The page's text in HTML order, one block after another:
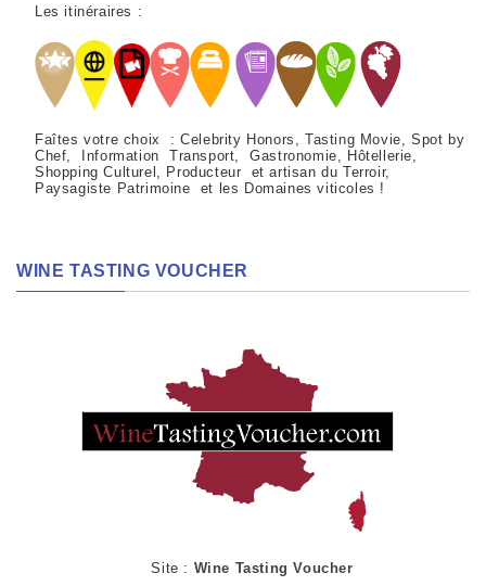
Les itinéraires :
Faîtes votre choix : Celebrity Honors, Tasting Movie, Spot by
Chef, Information Transport, Gastronomie, Hôtellerie,
Shopping Culturel, Producteur et artisan du Terroir,
Paysagiste Patrimoine et les Domaines viticoles !
WINE TASTING VOUCHER
Site : Wine Tasting Voucher